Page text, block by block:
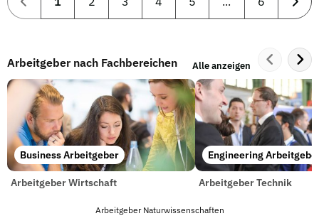
Arbeitgeber nach Fachbereichen Alle anzeigen
Business Arbeitgeber
Arbeitgeber Wirtschaft
Engineering
Arbeitgeber Technik
Arbeitgeber Naturwissenschaften